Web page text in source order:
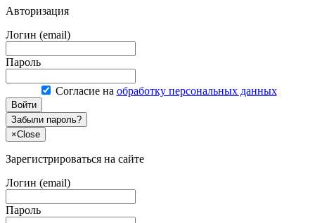
Авторизация
Логин (email)
Пароль
Согласие на обработку персональных данных
Войти
Забыли пароль?
×Close
Зарегистрироваться на сайте
Логин (email)
Пароль